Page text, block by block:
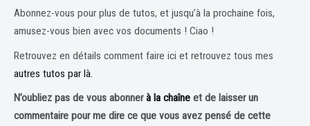
Abonnez-vous pour plus de tutos, et jusqu’à la prochaine fois,
amusez-vous bien avec vos documents ! Ciao !
Retrouvez en détails comment faire ici et retrouvez tous mes
autres tutos par là.
N’oubliez pas de vous abonnerà la chaîne et de laisser un
commentaire pour me dire ce que vous avez pensé de cette